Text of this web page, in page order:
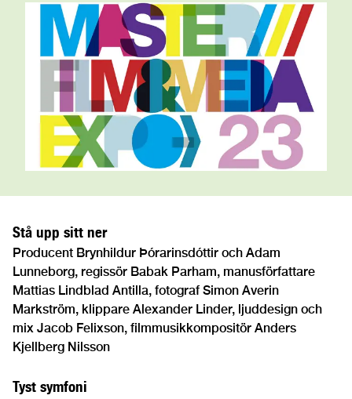
Stå upp sitt ner
Producent Brynhildur Þórarinsdóttir och Adam
Lunneborg, regissör Babak Parham, manusförfattare
Mattias Lindblad Antilla, fotograf Simon Averin
Markström, klippare Alexander Linder, ljuddesign och
mix Jacob Felixson, filmmusikkompositör Anders
Kjellberg Nilsson
Tyst symfoni